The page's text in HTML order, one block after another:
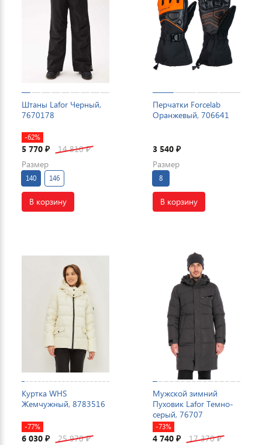
Штаны Lafor Черный,
7670178
-62%
5 770 ₽ 14 810₽
Размер
140 146
В корзину
Перчатки Forcelab
Оранжевый, 706641
3 540 ₽
Размер
8
В корзину
Куртка WHS
Жемчужный, 8783516
-77%
6 030 ₽ 25 970₽
Мужской зимний
Пуховик Lafor Темно-
серый, 76707
-73%
4 740 ₽ 17 370₽